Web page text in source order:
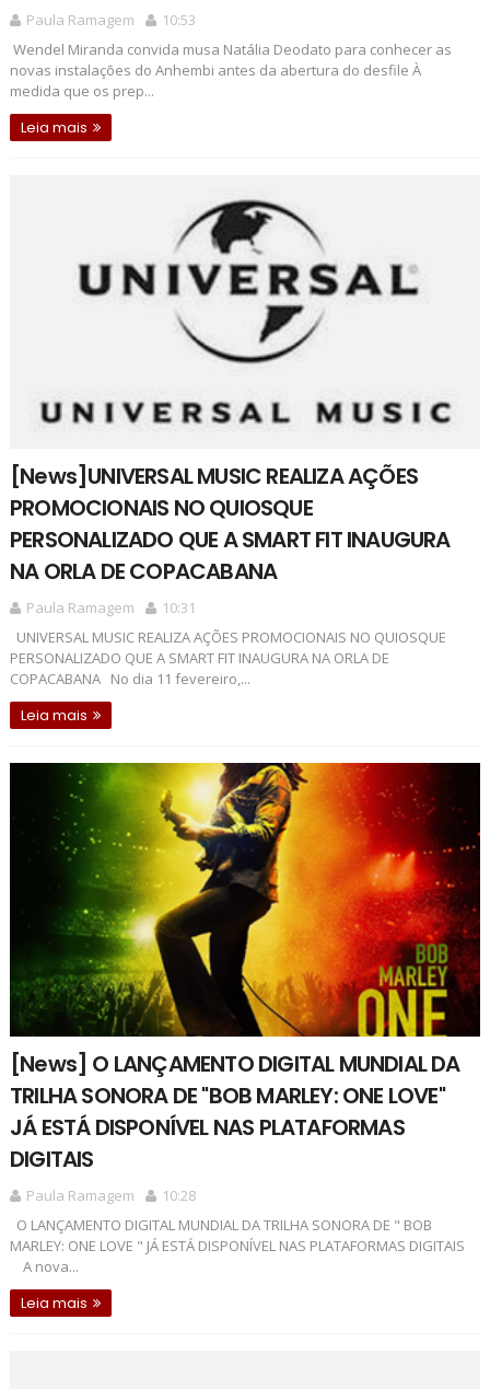
Paula Ramagem
10:53
Wendel Miranda convida musa Natália Deodato para conhecer as
novas instalações do Anhembi antes da abertura do desfile À
medida que os prep...
Leia mais
[News]UNIVERSAL MUSIC REALIZA AÇÕES
PROMOCIONAIS NO QUIOSQUE
PERSONALIZADO QUE A SMART FIT INAUGURA
NA ORLA DE COPACABANA
Paula Ramagem
10:31
UNIVERSAL MUSIC REALIZA AÇÕES PROMOCIONAIS NO QUIOSQUE
PERSONALIZADO QUE A SMART FIT INAUGURA NA ORLA DE
COPACABANA No dia 11 fevereiro,...
Leia mais
[News] O LANÇAMENTO DIGITAL MUNDIAL DA
TRILHA SONORA DE "BOB MARLEY: ONE LOVE"
JÁ ESTÁ DISPONÍVEL NAS PLATAFORMAS
DIGITAIS
Paula Ramagem
10:28
O LANÇAMENTO DIGITAL MUNDIAL DA TRILHA SONORA DE " BOB
MARLEY: ONE LOVE " JÁ ESTÁ DISPONÍVEL NAS PLATAFORMAS DIGITAIS
A nova...
Leia mais